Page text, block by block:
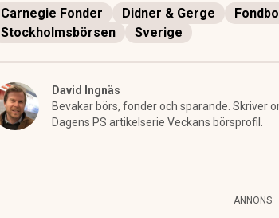
Carnegie Fonder Didner & Gerge
Stockholmsbörsen
Sverige
David Ingnäs
Bevakar börs, fonder och sparande. Skriver
Dagens PS artikelserie Veckans börsprofil.
ANNONS